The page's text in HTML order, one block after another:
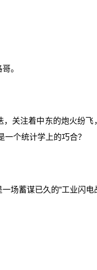
。
关注着中东的炮火纷
个统计学上的巧合？
场蓄谋已久的“工业闪电